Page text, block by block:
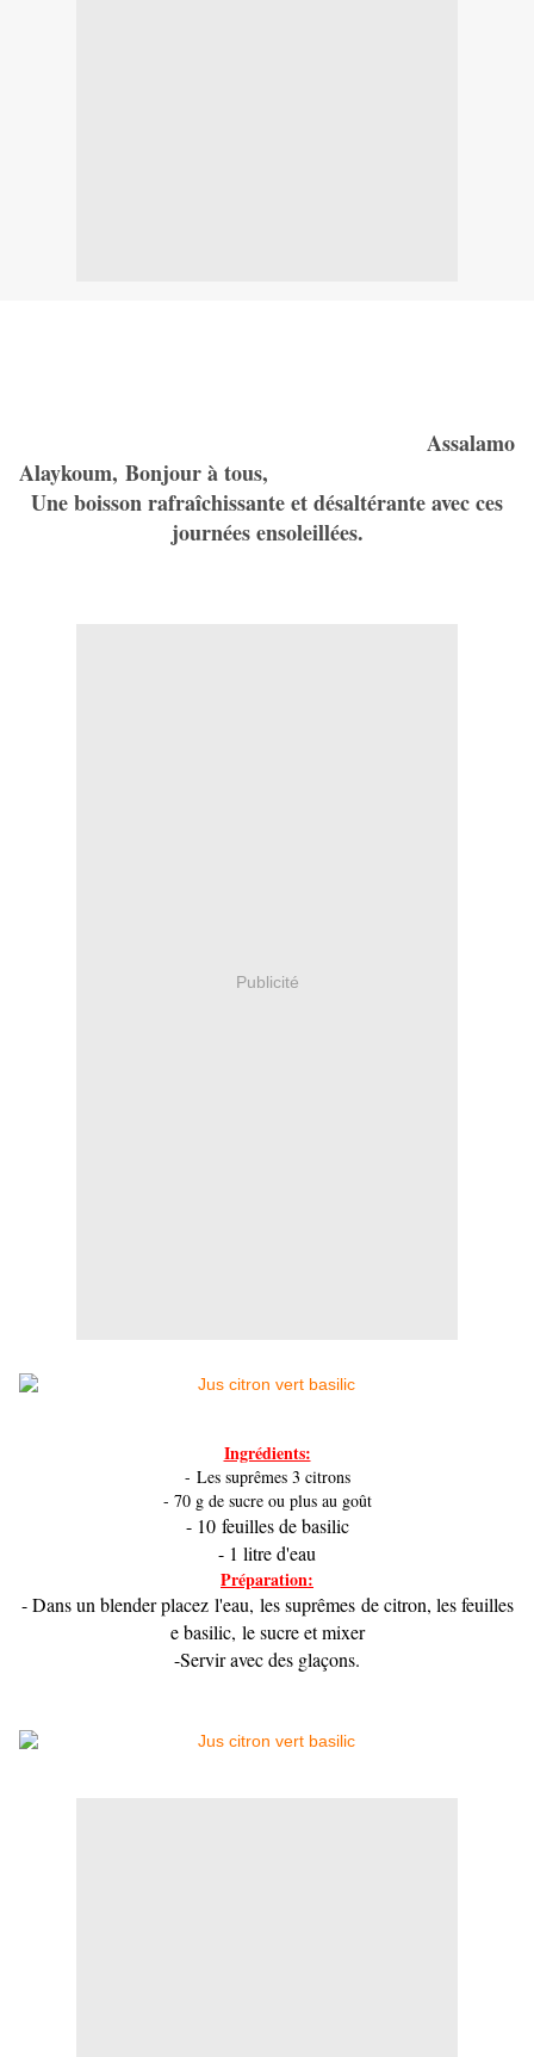
Assalamo
Alaykoum, Bonjour à tous,
Une boisson rafraîchissante et désaltérante avec ces
journées ensoleillées.
Publicité
Ingrédients:
- Les suprêmes 3 citrons
- 70 g de sucre ou plus au goût
- 10 feuilles de basilic
- 1 litre d'eau
Préparation:
- Dans un blender placez l'eau, les suprêmes decitron, les feuilles
e basilic, le sucre et mixer
-Servir avec des glaçons.